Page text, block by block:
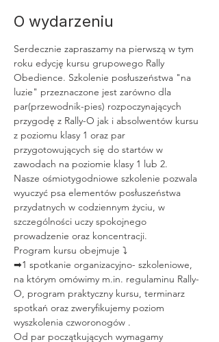
O wydarzeniu
Serdecznie zapraszamy na pierwszą w tym
roku edycję kursu grupowego Rally
Obedience. Szkolenie posłuszeństwa "na
luzie" przeznaczone jest zarówno dla
par(przewodnik-pies) rozpoczynających
przygodę z Rally-O jak i absolwentów kursu
z poziomu klasy 1 oraz par
przygotowujących się do startów w
zawodach na poziomie klasy 1 lub 2.
Nasze ośmiotygodniowe szkolenie pozwala
wyuczyć psa elementów posłuszeństwa
przydatnych w codziennym życiu, w
szczególności uczy spokojnego
prowadzenie oraz koncentracji.
Program kursu obejmuje ⤵
➡1 spotkanie organizacyjno- szkoleniowe,
na którym omówimy m.in. regulaminu Rally-
O, program praktyczny kursu, terminarz
spotkań oraz zweryfikujemy poziom
wyszkolenia czworonogów .
Od par początkujących wymagamy